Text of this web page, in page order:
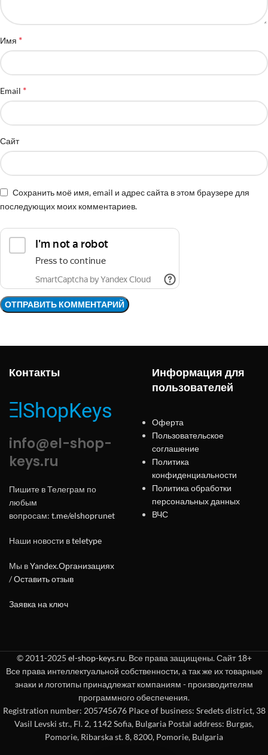
Имя *
Email *
Сайт
Сохранить моё имя, email и адрес сайта в этом браузере для
последующих моих комментариев.
Контакты
info@el-shop-
keys.ru
Пишите в Телеграм по
любым
вопросам: t.me/elshoprunet
Наши новости вteletype
Мы вYandex.Организациях
/Оставить отзыв
Заявка на ключ
Информация для
пользователей
Оферта
Пользовательское
соглашение
Политика
конфиденциальности
Политика обработки
персональных данных
ВЧС
© 2011-2025 el-shop-keys.ru. Все права защищены. Сайт 18+
Все права интеллектуальной собственности, а так же их товарные
знаки и логотипы принадлежат компаниям - производителям
программного обеспечения.
Registration number: 205745676 Place of business: Sredets district, 38
Vasil Levski str., Fl. 2, 1142 Sofia, Bulgaria Postal address: Burgas,
Pomorie, Ribarska st. 8, 8200, Pomorie, Bulgaria